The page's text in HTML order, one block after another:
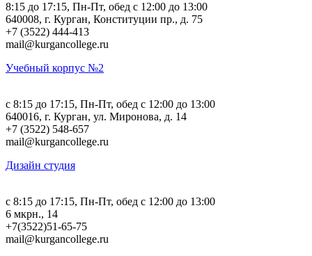
8:15 до 17:15, Пн-Пт, обед с 12:00 до 13:00
640008, г. Курган, Конституции пр., д. 75
+7 (3522) 444-413
mail@kurgancollege.ru
Учебный корпус №2
c 8:15 до 17:15, Пн-Пт, обед с 12:00 до 13:00
640016, г. Курган, ул. Миронова, д. 14
+7 (3522) 548-657
mail@kurgancollege.ru
Дизайн студия
c 8:15 до 17:15, Пн-Пт, обед с 12:00 до 13:00
6 мкрн., 14
+7(3522)51-65-75
mail@kurgancollege.ru